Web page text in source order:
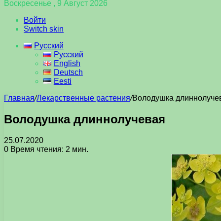
Воскресенье , 9 Август 2026
Войти
Switch skin
Русский
Русский
English
Deutsch
Eesti
Главная/Лекарственные растения/Володушка
Володушка длиннолучевая
25.07.2020
0 Время чтения: 2 мин.